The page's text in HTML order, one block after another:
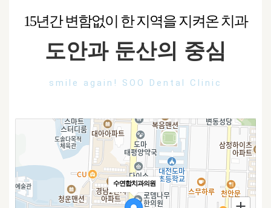
15년간 변함없이 한 지역을 지켜온 치과
도안과 둔산의 중심
smile again! SOO Dental Clinic
수연합치과의원